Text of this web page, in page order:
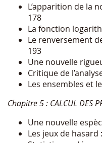
L’apparition de la
178
La fonction
Le renversement
193
Une nouvelle
Critique de
Les ensembles et
Chapitre 5 : CALCUL DES
Une nouvelle
Les jeux de hasard